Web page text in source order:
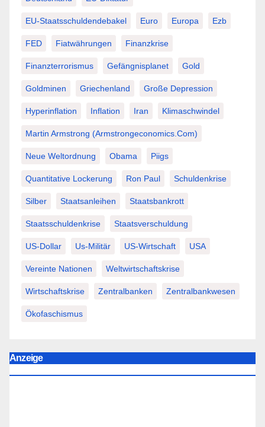
EU-Staatsschuldendebakel Euro Europa Ezb
FED Fiatwährungen Finanzkrise
Finanzterrorismus Gefängnisplanet Gold
Goldminen Griechenland Große Depression
Hyperinflation Inflation Iran Klimaschwindel
Martin Armstrong (Armstrongeconomics.com)
Neue Weltordnung Obama Piigs
Quantitative Lockerung Ron Paul Schuldenkrise
Silber Staatsanleihen Staatsbankrott
Staatsschuldenkrise Staatsverschuldung
US-Dollar Us-Militär US-Wirtschaft USA
Vereinte Nationen Weltwirtschaftskrise
Wirtschaftskrise Zentralbanken Zentralbankwesen
Ökofaschismus
Anzeige